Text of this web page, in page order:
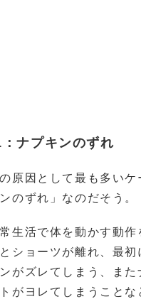
：ナプキンのずれ
原因として最も多いケ
のずれ」なのだそう。
生活で体を動かす動作
ショーツが離れ、最初
がズレてしまう、また
がヨレてしまうことな